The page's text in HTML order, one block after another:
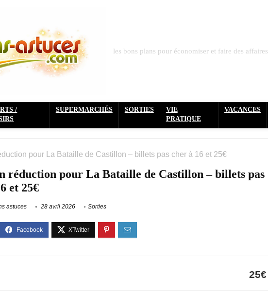
les bons plans pour économiser et faire des affaires
/
SUPERMARCHÉS SORTIES
VIE
PRATIQUE
VACANCES
pour La Bataille de Castillon – billets pas cher à 16 et 25€
réduction pour La Bataille de Castillon – billets pas
et 25€
astuces 28 avril 2026 Sorties
25€